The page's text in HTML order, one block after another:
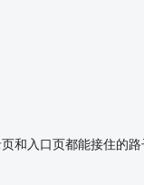
和入口页都能接住的